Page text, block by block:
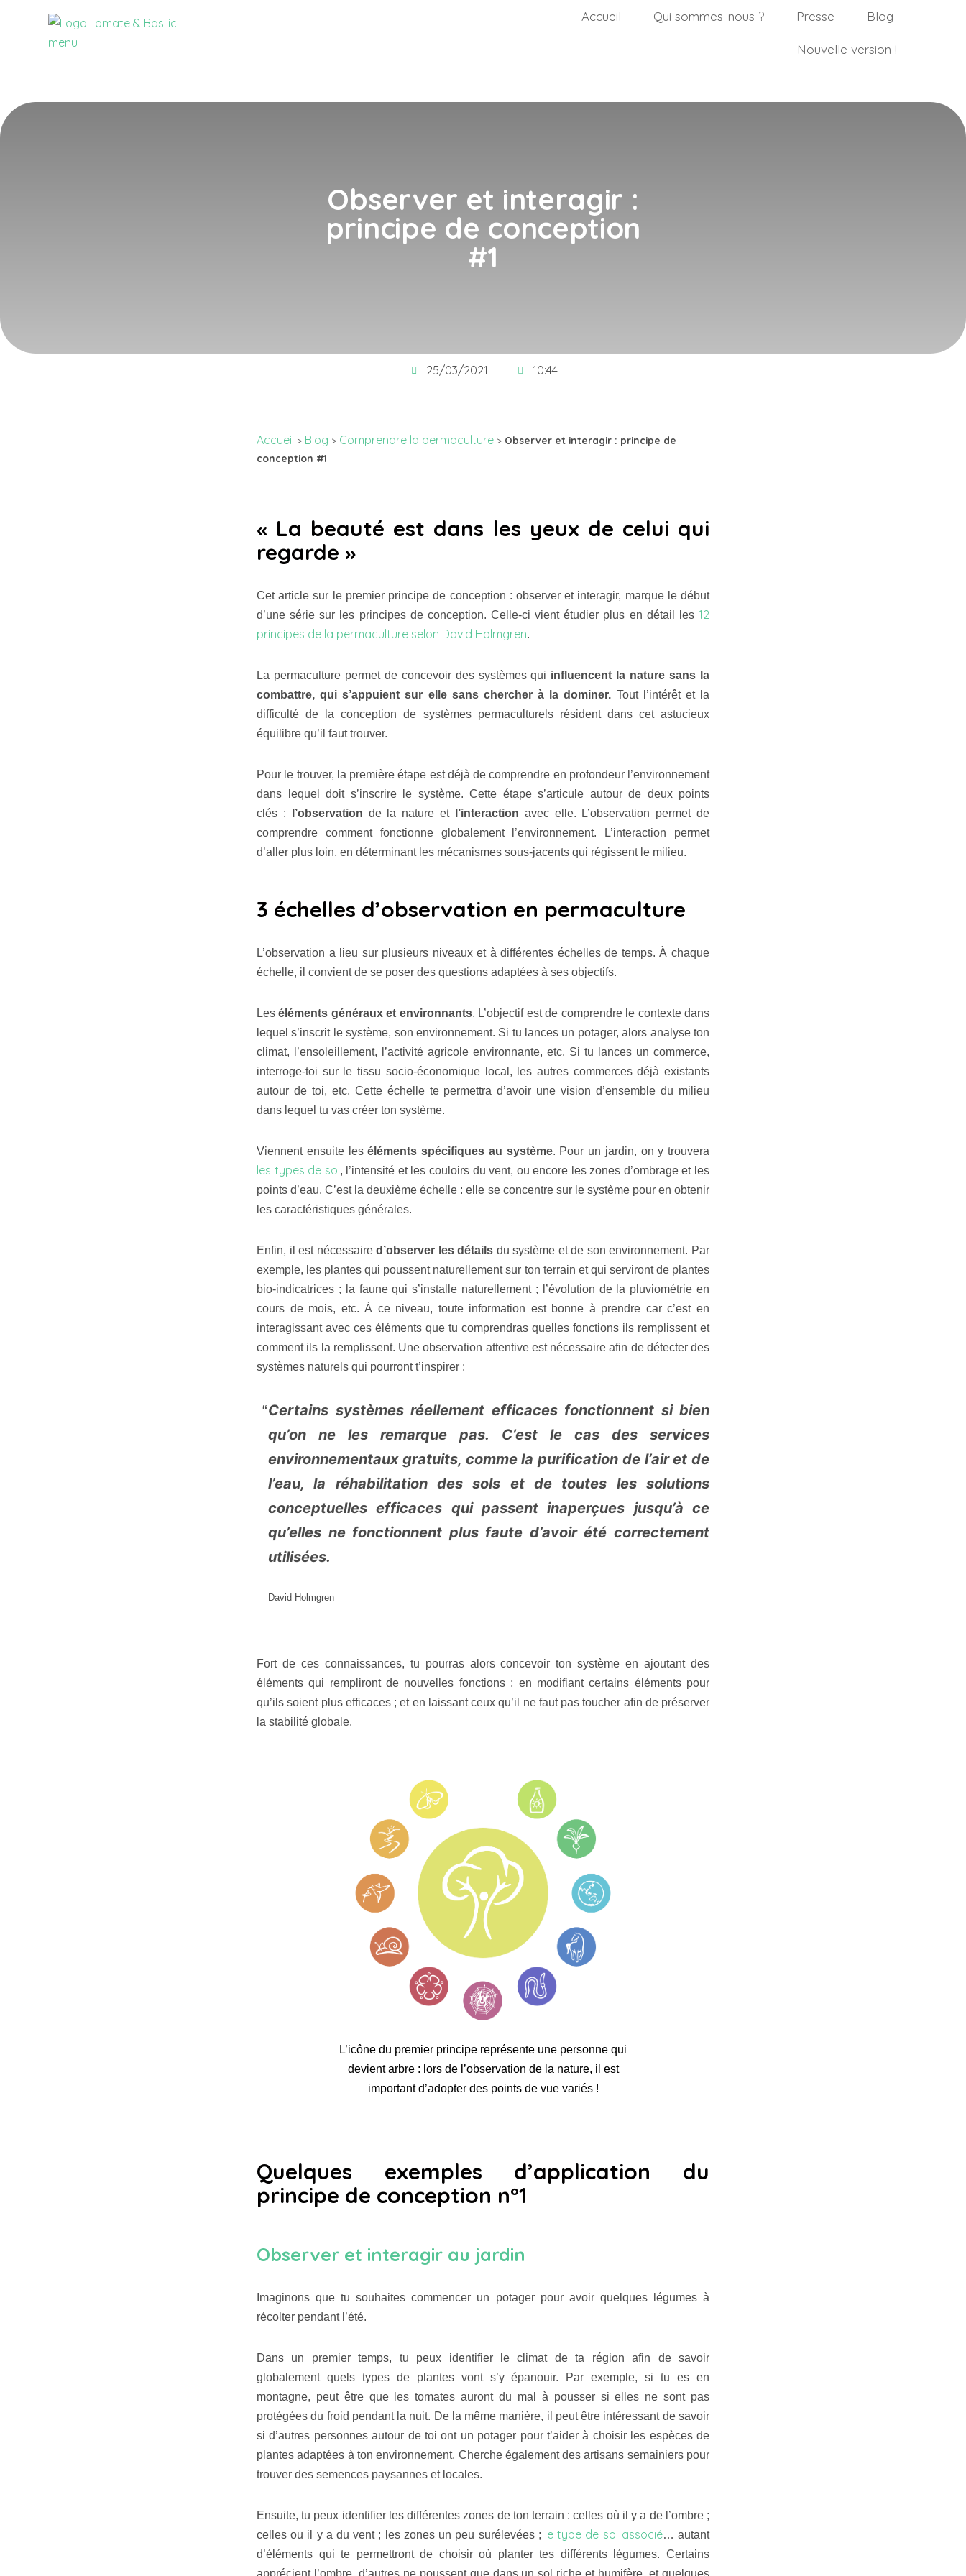
Accueil Qui sommes-nous ? Presse Blog
Nouvelle version !
Observer et interagir :
principe de conception
#1
25/03/2021 10:44
Accueil > Blog > Comprendre la permaculture > Observer et interagir : principe de
conception #1
« La beauté est dans les yeux de celui qui
regarde »
Cet article sur le premier principe de conception : observer et interagir, marque le début
d’une série sur les principes de conception. Celle-ci vient étudier plus en détail les 12
principes de la permaculture selon David Holmgren.
La permaculture permet de concevoir des systèmes qui influencent la nature sans la
combattre, qui s’appuient sur elle sans chercher à la dominer. Tout l’intérêt et la
difficulté de la conception de systèmes permaculturels résident dans cet astucieux
équilibre qu’il faut trouver.
Pour le trouver, la première étape est déjà de comprendre en profondeur l’environnement
dans lequel doit s’inscrire le système. Cette étape s’articule autour de deux points
clés :
l’observation de la nature et l’interaction avec elle. L’observation permet de
comprendre comment fonctionne globalement l’environnement. L’interaction permet
d’aller plus loin, en déterminant les mécanismes sous-jacents qui régissent le milieu.
3 échelles d’observation en permaculture
L’observation a lieu sur plusieurs niveaux et à différentes échelles de temps. À chaque
échelle, il convient de se poser des questions adaptées à ses objectifs.
Les éléments généraux et environnants. L’objectif est de comprendre le contexte dans
lequel s’inscrit le système, son environnement. Si tu lances un potager, alors analyse ton
climat, l’ensoleillement, l’activité agricole environnante, etc. Si tu lances un commerce,
interroge-toi sur le tissu socio-économique local, les autres commerces déjà existants
autour de toi, etc. Cette échelle te permettra d’avoir une vision d’ensemble du milieu
dans lequel tu vas créer ton système.
Viennent ensuite leséléments spécifiques au système. Pour un jardin, on y trouvera
les types de sol, l’intensité et les couloirs du vent, ou encore les zones d’ombrage et les
points d’eau. C’est la deuxième échelle : elle se concentre sur le système pour en obtenir
les caractéristiques générales.
Enfin, il est nécessaired’observer les détails du système et de son environnement. Par
exemple, les plantes qui poussent naturellement sur ton terrain et qui serviront de plantes
bio-indicatrices ; la faune qui s’installe naturellement ; l’évolution de la pluviométrie en
cours de mois, etc. À ce niveau, toute information est bonne à prendre car c’est en
interagissant avec ces éléments que tu comprendras quelles fonctions ils remplissent et
comment ils la remplissent. Une observation attentive est nécessaire afin de détecter des
systèmes naturels qui pourront t’inspirer :
Certains systèmes réellement efficaces fonctionnent si bien
qu’on ne les remarque pas. C’est le cas des services
environnementaux gratuits, comme la purification de l’air et de
l’eau, la réhabilitation des sols et de toutes les solutions
conceptuelles efficaces qui passent inaperçues jusqu’à ce
qu’elles ne fonctionnent plus faute d’avoir été correctement
utilisées.
David Holmgren
Fort de ces connaissances, tu pourras alors concevoir ton système en ajoutant des
éléments qui rempliront de nouvelles fonctions ; en modifiant certains éléments pour
qu’ils soient plus efficaces ; et en laissant ceux qu’il ne faut pas toucher afin de préserver
la stabilité globale.
L’icône du premier principe représente une personne qui
devient arbre : lors de l’observation de la nature, il est
important d’adopter des points de vue variés !
Quelques exemples d’application du
principe de conception n°1
Observer et interagir au jardin
Imaginons que tu souhaites commencer un potager pour avoir quelques légumes à
récolter pendant l’été.
Dans un premier temps, tu peux identifier le climat de ta région afin de savoir
globalement quels types de plantes vont s’y épanouir. Par exemple, si tu es en
montagne, peut être que les tomates auront du mal à pousser si elles ne sont pas
protégées du froid pendant la nuit. De la même manière, il peut être intéressant de savoir
si d’autres personnes autour de toi ont un potager pour t’aider à choisir les espèces de
plantes adaptées à ton environnement. Cherche également des artisans semainiers pour
trouver des semences paysannes et locales.
Ensuite, tu peux identifier les différentes zones de ton terrain : celles où il y a de l’ombre ;
celles ou il y a du vent ; les zones un peu surélevées ; le type de sol associé… autant
d’éléments qui te permettront de choisir où planter tes différents légumes. Certains
apprécient l’ombre, d’autres ne poussent que dans un sol riche et humifère, et quelques